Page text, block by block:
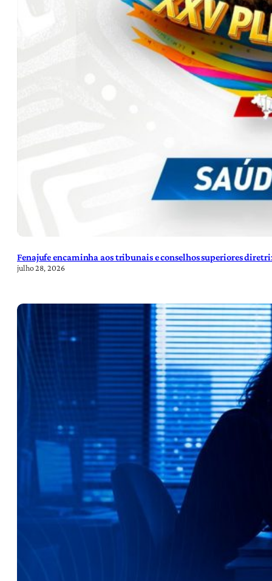
Fenajufe encaminha aos tribunais e conselhos superiores
julho 28, 2026